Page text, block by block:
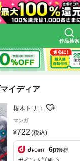
作品検索
イディア
椿木トリコ
マンガ
722 (税込)
6pt獲得